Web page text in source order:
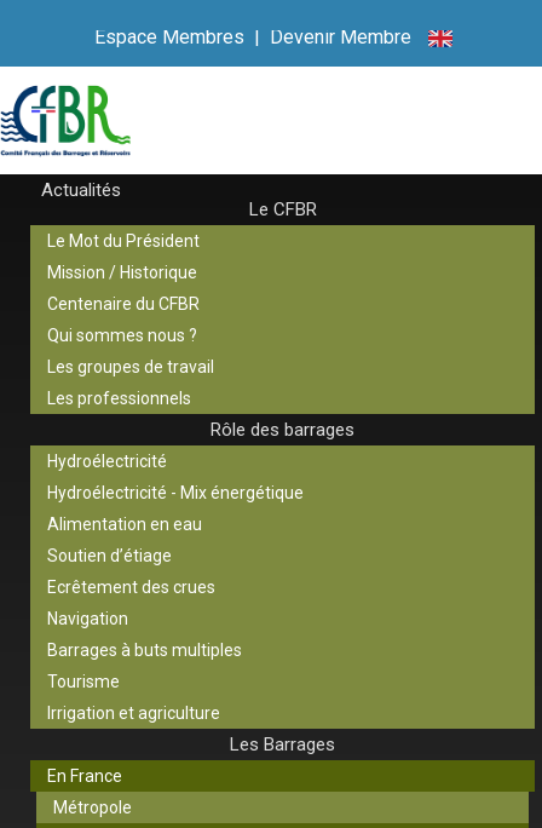
Espace Membres | Devenir Membre
Actualités
Le CFBR
Le Mot du Président
Mission / Historique
Centenaire du CFBR
Qui sommes nous ?
Les groupes de travail
Les professionnels
Rôle des barrages
Hydroélectricité
Hydroélectricité - Mix énergétique
Alimentation en eau
Soutien d’étiage
Ecrêtement des crues
Navigation
Barrages à buts multiples
Tourisme
Irrigation et agriculture
Les Barrages
En France
Métropole